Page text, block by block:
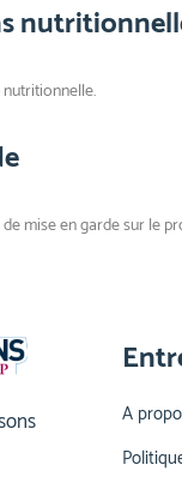
mise en garde sur le
A